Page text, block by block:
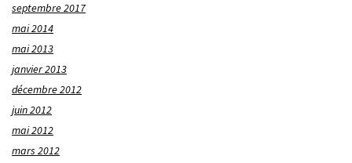
septembre 2017
mai 2014
mai 2013
janvier 2013
décembre 2012
juin 2012
mai 2012
mars 2012